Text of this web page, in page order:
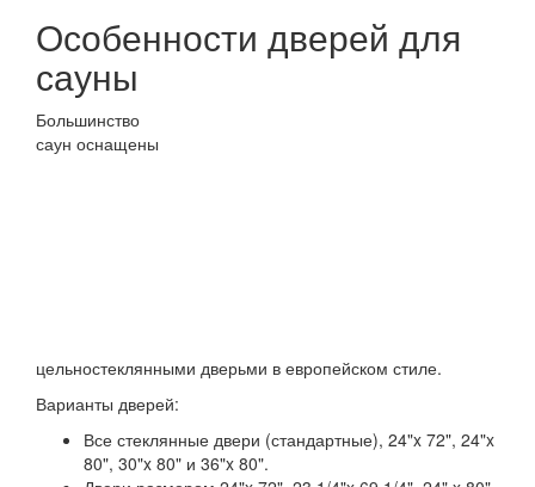
Особенности дверей для
сауны
Большинство
саун оснащены
цельностеклянными дверьми в европейском стиле.
Варианты дверей:
Все стеклянные двери (стандартные), 24"x 72", 24"x
80", 30"x 80" и 36"x 80".